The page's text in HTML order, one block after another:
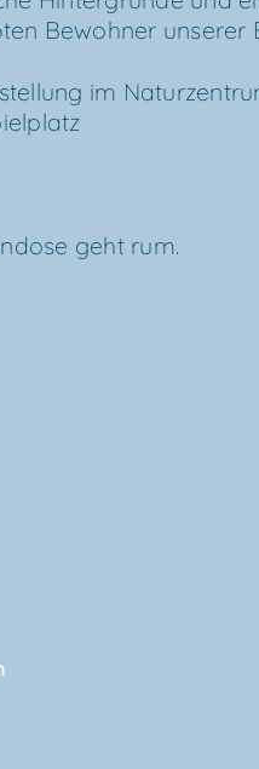
Bewoh­ner unse­rer
im
geht rum.